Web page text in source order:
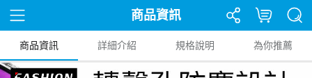
商品資訊
商品資訊 詳細介紹 規格說明 為你推薦